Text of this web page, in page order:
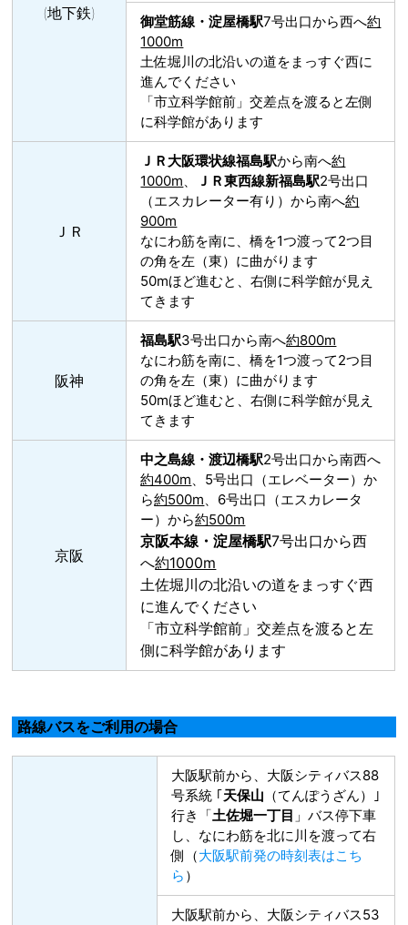
(地下鉄)
御堂筋線・淀屋橋駅7号出口から西へ約
1000m
土佐堀川の北沿いの道をまっすぐ西に
進んでください
「市立科学館前」交差点を渡ると左側
に科学館があります
ＪＲ
ＪＲ大阪環状線福島駅から南へ約
1000m、 ＪＲ東西線新福島駅2号出口
（エスカレーター有り）から南へ約
900m
なにわ筋を南に、橋を1つ渡って2つ目
の角を左（東）に曲がります
50mほど進むと、右側に科学館が見え
てきます
阪神
福島駅3号出口から南へ約800m
なにわ筋を南に、橋を1つ渡って2つ目
の角を左（東）に曲がります
50mほど進むと、右側に科学館が見え
てきます
京阪
中之島線・渡辺橋駅2号出口から南西へ
約400m、5号出口（エレベーター）か
ら約500m、6号出口（エスカレータ
ー）から約500m
京阪本線・淀屋橋駅7号出口から西
へ約1000m
土佐堀川の北沿いの道をまっすぐ西
に進んでください
「市立科学館前」交差点を渡ると左
側に科学館があります
路線バスをご利用の場合
大阪駅前から、大阪シティバス88
号系統 ｢天保山 （てんぽうざん）｣
行き「土佐堀一丁目 」バス停下車
し、なにわ筋を北に川を渡って右
側（大阪駅前発の時刻表はこち
ら ）
大阪駅前から、大阪シティバス53